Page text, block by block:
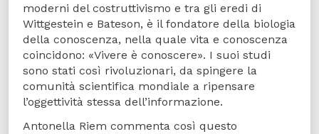
moderni del costruttivismo e tra gli eredi di
Wittgestein e Bateson, è il fondatore della biologia
della conoscenza, nella quale vita e conoscenza
coincidono: «Vivere è conoscere». I suoi studi
sono stati così rivoluzionari, da spingere la
comunità scientifica mondiale a ripensare
l’oggettività stessa dell’informazione.
Antonella Riem commenta così questo